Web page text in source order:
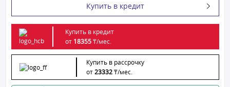
Купить в кредит
Купить в кредит
от 18355₸/мес.
Купить в рассрочку
от23332₸/мес.